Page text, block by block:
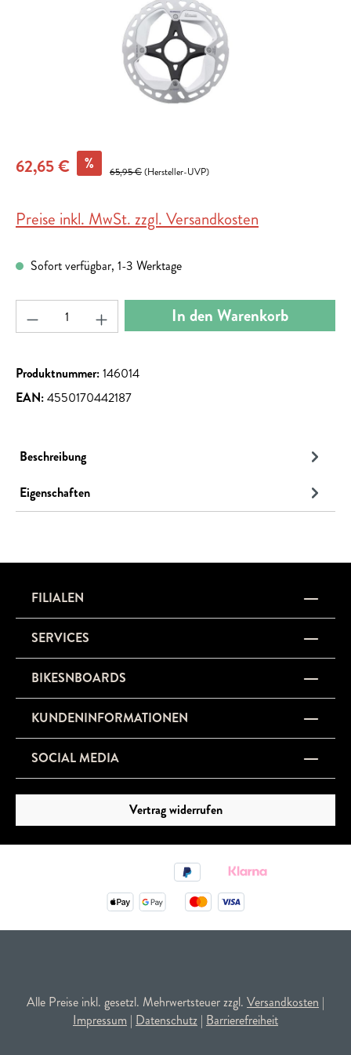
62,65 € % 65,95 €(Hersteller-UVP)
Preise inkl. MwSt. zzgl. Versandkosten
Sofort verfügbar, 1-3 Werktage
Produkt Anzahl: Gib den gewünschten Wert ein
In den Warenkorb
Produktnummer:146014
EAN:4550170442187
Beschreibung
Eigenschaften
FILIALEN
SERVICES
BIKESNBOARDS
KUNDENINFORMATIONEN
SOCIAL MEDIA
Vertrag widerrufen
Alle Preise inkl. gesetzl. Mehrwertsteuer zzgl. Versandkosten |
Impressum | Datenschutz | Barrierefreiheit